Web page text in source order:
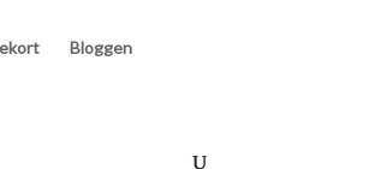
Bloggen